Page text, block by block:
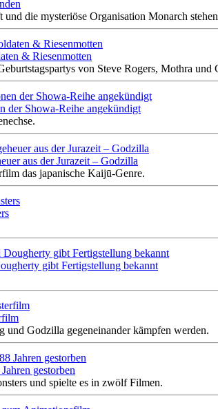
die mysteriöse Organisation Monarch
& Riesenmotten
von Steve Rogers, Mothra und
der Showa-Reihe angekündigt
aus der Jurazeit – Godzilla
das japanische Kaijū-Genre.
gibt Fertigstellung bekannt
Godzilla gegeneinander kämpfen werden.
gestorben
und spielte es in zwölf Filmen.